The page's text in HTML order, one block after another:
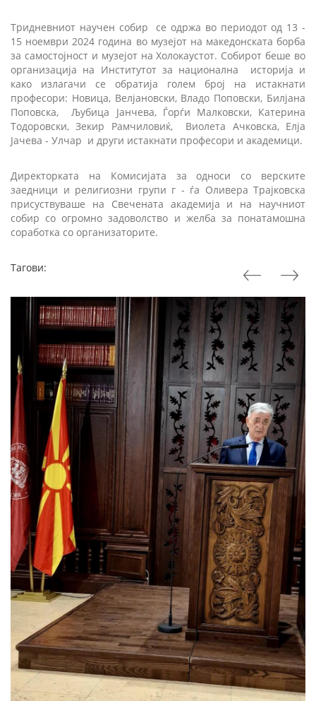
Тридневниот научен собир се одржа во периодот од 13 -
15 ноември 2024 година во музејот на македонската борба
за самостојност и музејот на Холокаустот. Собирот беше во
организација на Институтот за национална историја и
како излагачи се обратија голем број на истакнати
професори: Новица, Велјановски, Владо Поповски, Билјана
Поповска, Љубица Јанчева, Ѓорѓи Малковски, Катерина
Тодоровски, Зекир Рамчиловиќ, Виолета Ачковска, Елја
Јачева - Улчар и други истакнати професори и академици.
Директорката на Комисијата за односи со верските
заедници и религиозни групи г - ѓа Оливера Трајковска
присуствуваше на Свечената академија и на научниот
собир со огромно задоволство и желба за понатамошна
соработка со организаторите.
Тагови: